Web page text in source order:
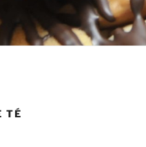
TÉ